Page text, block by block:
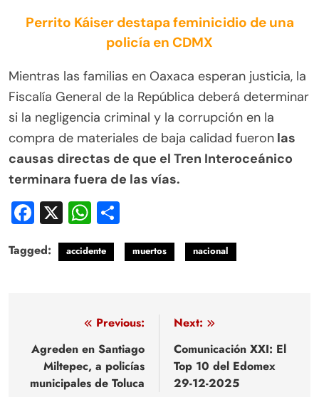
Perrito Káiser destapa feminicidio de una
policía en CDMX
Mientras las familias en Oaxaca esperan justicia, la
Fiscalía General de la República deberá determinar
si la negligencia criminal y la corrupción en la
compra de materiales de baja calidad fueron las
causas directas de que el Tren Interoceánico
terminara fuera de las vías.
Facebook
X WhatsApp
Tagged: accidente muertos nacional
Navegación
de
entradas
Previous:
Agreden en Santiago
Miltepec, a policías
municipales de Toluca
Next:
Comunicación XXI: El
Top 10 del Edomex
29-12-2025